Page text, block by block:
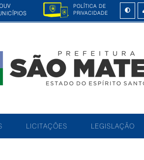
POLÍTICA DE
PRIVACIDADE
LICITAÇÕES LEGISLAÇÃO